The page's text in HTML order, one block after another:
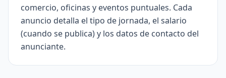
comercio, oficinas y eventos puntuales. Cada
anuncio detalla el tipo de jornada, el salario
(cuando se publica) y los datos de contacto del
anunciante.